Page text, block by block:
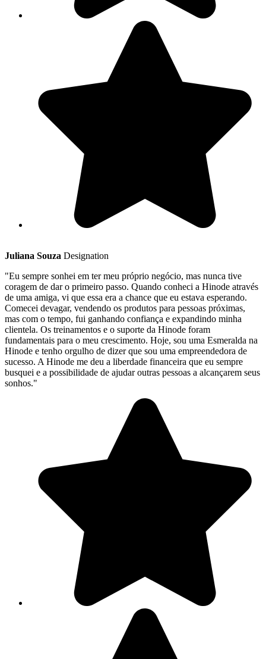
Juliana Souza Designation
"Eu sempre sonhei em ter meu próprio negócio, mas nunca tive
coragem de dar o primeiro passo. Quando conheci a Hinode através
de uma amiga, vi que essa era a chance que eu estava esperando.
Comecei devagar, vendendo os produtos para pessoas próximas,
mas com o tempo, fui ganhando confiança e expandindo minha
clientela. Os treinamentos e o suporte da Hinode foram
fundamentais para o meu crescimento. Hoje, sou uma Esmeralda na
Hinode e tenho orgulho de dizer que sou uma empreendedora de
sucesso. A Hinode me deu a liberdade financeira que eu sempre
busquei e a possibilidade de ajudar outras pessoas a alcançarem seus
sonhos."